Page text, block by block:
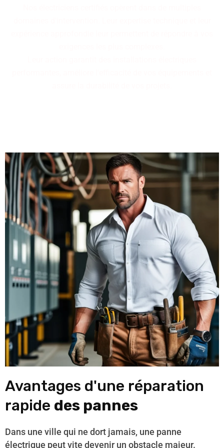
Avantages d'une réparation
rapide des pannes
Dans une ville qui ne dort jamais, une panne
électrique peut vite devenir un obstacle majeur.